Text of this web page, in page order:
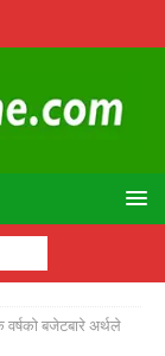
बजेटबारे अर्थले